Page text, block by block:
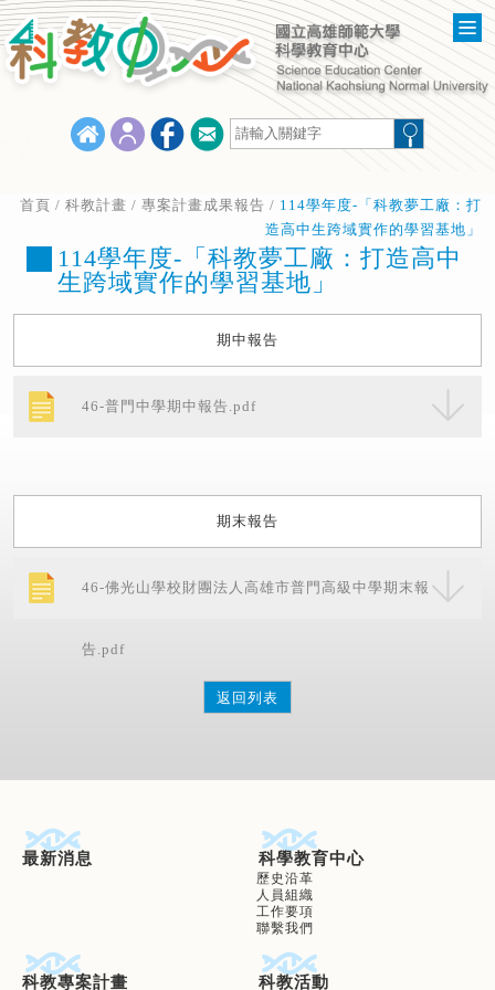
首頁 / 科教計畫 / 專案計畫成果報告 / 114學年度-「科教夢工廠：打
造高中生跨域實作的學習基地」
114學年度-「科教夢工廠：打造高中
生跨域實作的學習基地」
期中報告
46-普門中學期中報告.pdf
期末報告
46-佛光山學校財團法人高雄市普門高級中學期末報
告.pdf
返回列表
最新消息 科學教育中心
歷史沿革
人員組織
工作要項
聯繫我們
科教專案計畫 科教活動